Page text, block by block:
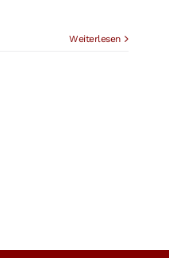
Weiterlesen